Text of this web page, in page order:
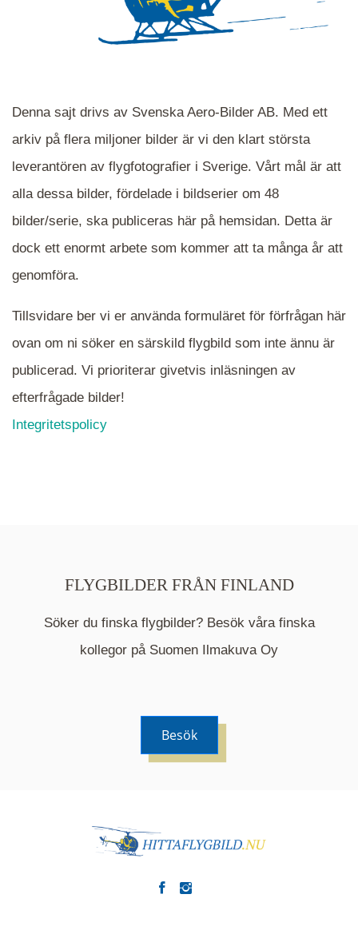
När du ser blåa, röda eller gröna mappar är det
en serie i varje. Dra i kartan för att komma
närmare det område Du söker och klicka på
mappen.
Mappen är en medelpunkt över fotat område och
kommer nu visa de fastigheter som finns just här.
Denna sajt drivs av Svenska Aero-Bilder AB. Med ett
arkiv på flera miljoner bilder är vi den klart största
leverantören av flygfotografier i Sverige. Vårt mål är att
alla dessa bilder, fördelade i bildserier om 48
bilder/serie, ska publiceras här på hemsidan. Detta är
dock ett enormt arbete som kommer att ta många år att
genomföra.
Tillsvidare ber vi er använda formuläret för förfrågan här
ovan om ni söker en särskild flygbild som inte ännu är
publicerad. Vi prioriterar givetvis inläsningen av
efterfrågade bilder!
Integritetspolicy
FLYGBILDER FRÅN FINLAND
Söker du finska flygbilder? Besök våra finska
kollegor på Suomen Ilmakuva Oy
Besök